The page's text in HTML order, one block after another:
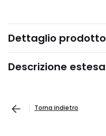
Dettaglio prodotto
Descrizione estesa
Torna indietro